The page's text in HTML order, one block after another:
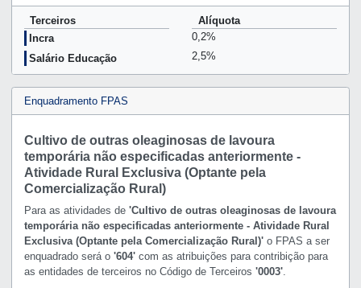
Terceiros
Alíquota
Incra
0,2%
Salário Educação
2,5%
Enquadramento FPAS
Cultivo de outras oleaginosas de lavoura
temporária não especificadas anteriormente -
Atividade Rural Exclusiva (Optante pela
Comercialização Rural)
Para as atividades de 'Cultivo de outras oleaginosas de lavoura
temporária não especificadas anteriormente - Atividade Rural
Exclusiva (Optante pela Comercialização Rural)'o FPAS a ser
enquadrado será o '604'com as atribuições para contribição para
as entidades de terceiros no Código de Terceiros '0003'.